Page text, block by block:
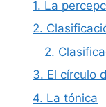
1. La
2.
2.
3. El círculo
4. La tónica